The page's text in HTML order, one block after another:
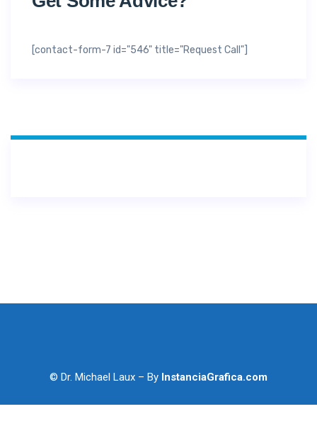
[contact-form-7 id="546" title="Request Call"]
© Dr. Michael Laux – By InstanciaGrafica.com